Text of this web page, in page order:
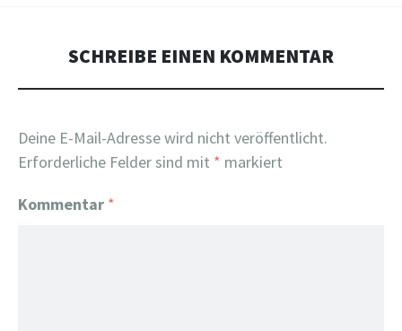
SCHREIBE EINEN KOMMENTAR
Deine E-Mail-Adresse wird nicht veröffentlicht.
Erforderliche Felder sind mit * markiert
Kommentar *